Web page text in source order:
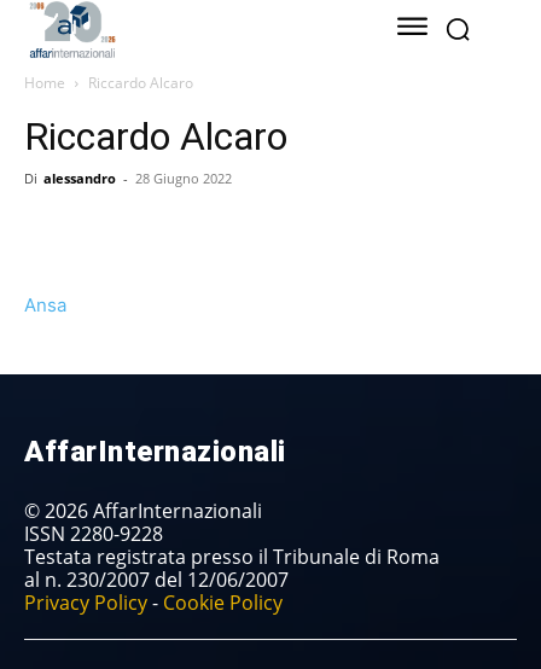
Home Riccardo Alcaro
Riccardo Alcaro
Di alessandro - 28 Giugno 2022
Ansa
AffarInternazionali
© 2026 AffarInternazionali
ISSN 2280-9228
Testata registrata presso il Tribunale di Roma
al n. 230/2007 del 12/06/2007
Privacy Policy- Cookie Policy